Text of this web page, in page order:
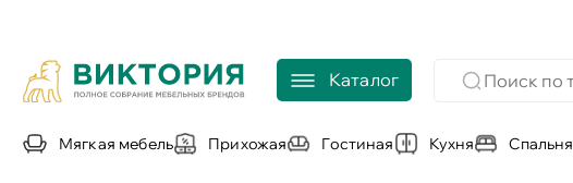
Каталог
Мягкая мебель Прихожая Гостиная Кухня Спальня